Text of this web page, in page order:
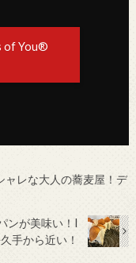
of You®
ャレな大人の蕎麦屋！デ
ンが美味い！I
手から近い！